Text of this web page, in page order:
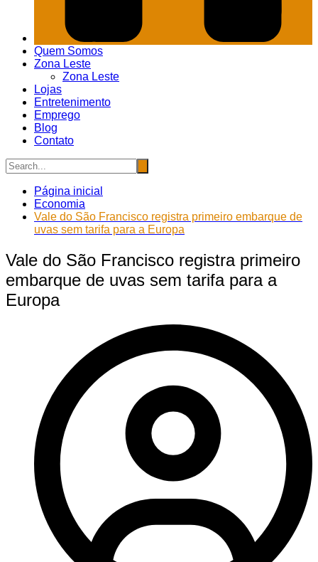
Quem Somos
Zona Leste
Zona Leste
Lojas
Entretenimento
Emprego
Blog
Contato
Página inicial
Economia
Vale do São Francisco registra primeiro embarque de
uvas sem tarifa para a Europa
Vale do São Francisco registra primeiro
embarque de uvas sem tarifa para a
Europa